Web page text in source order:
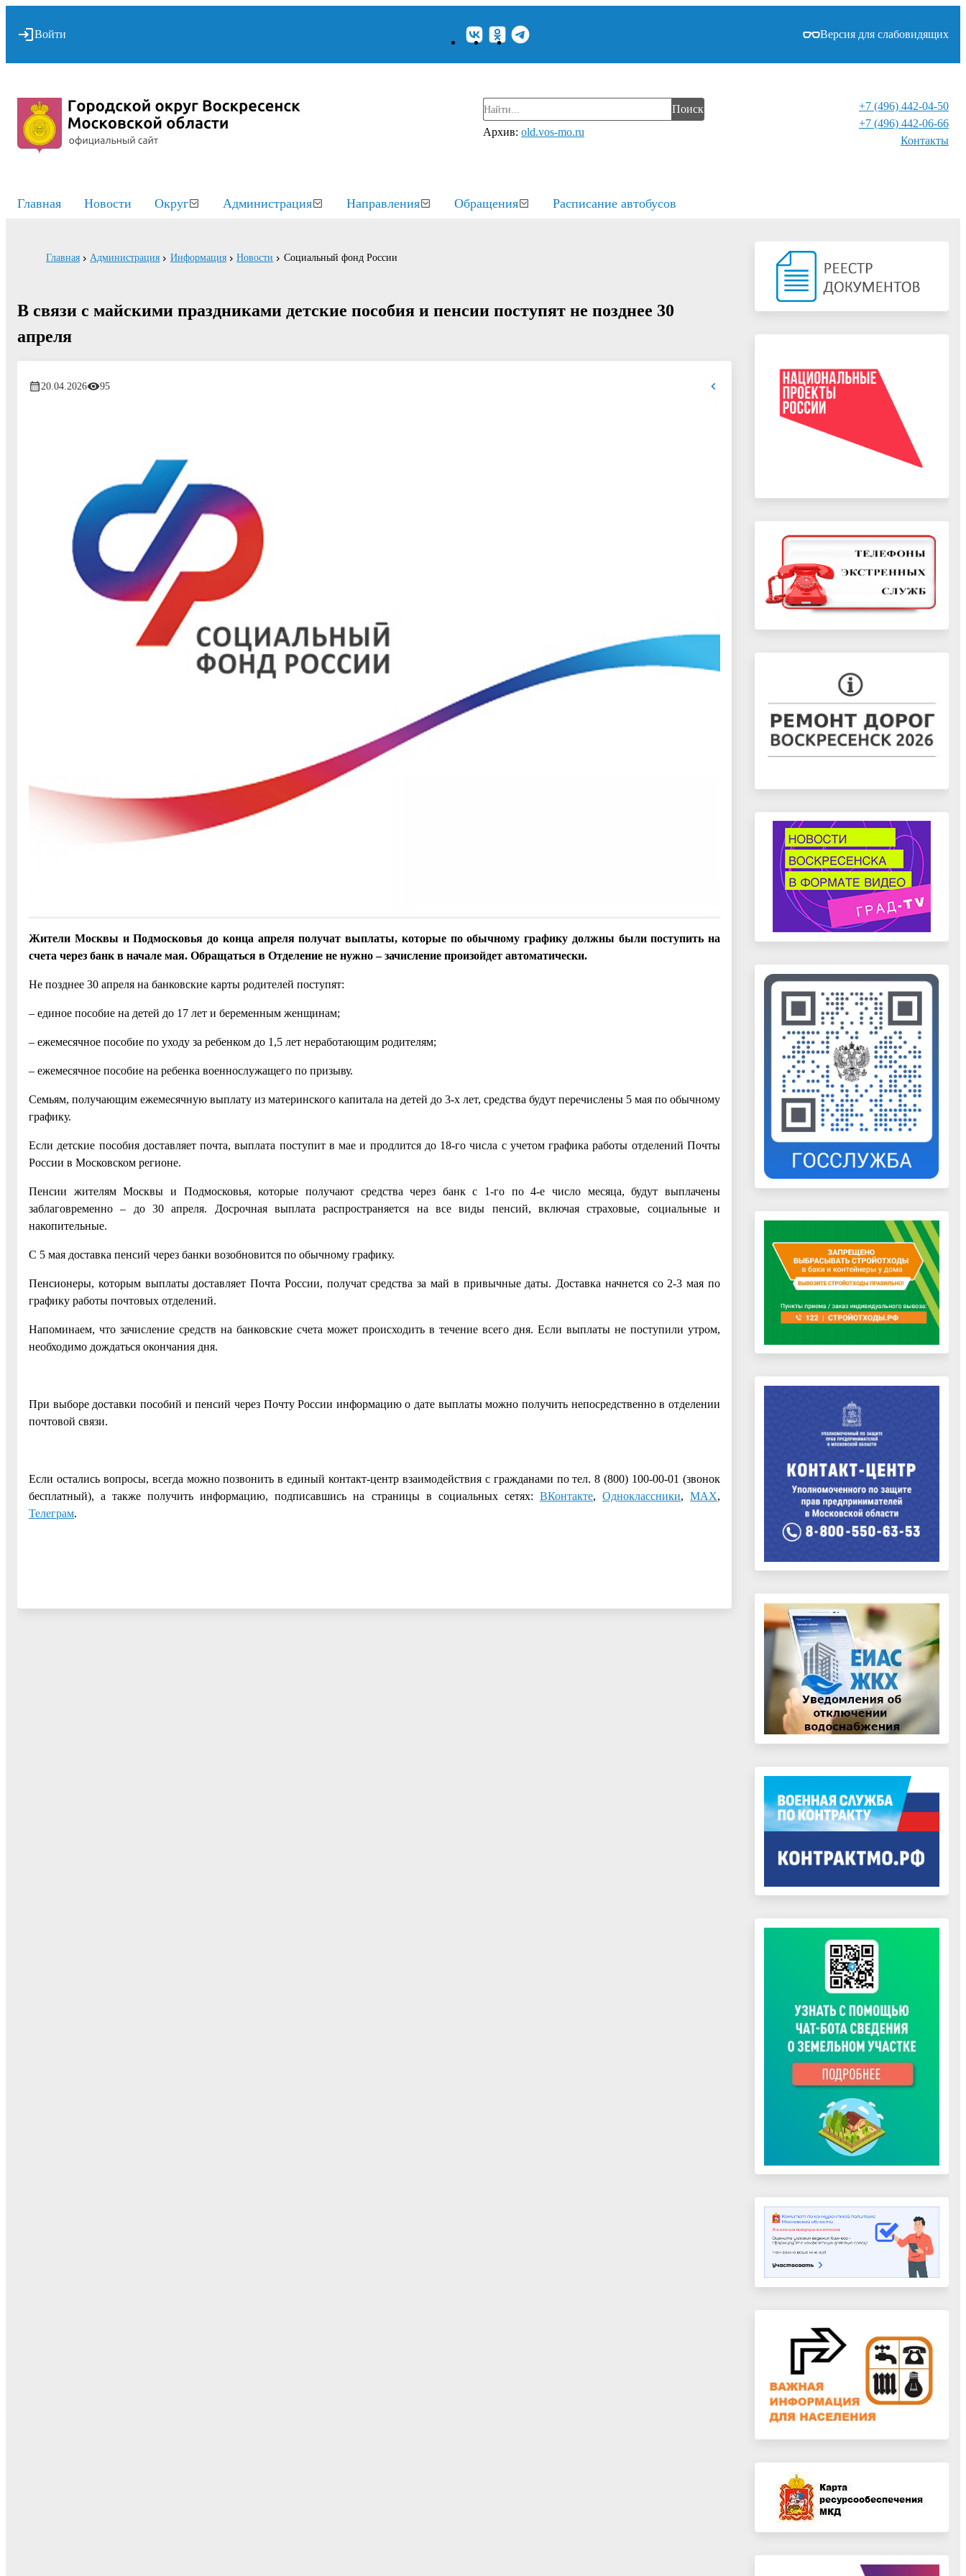
Войти Версия для слабовидящих
Поиск
Архив: old.vos-mo.ru
+7 (496) 442-04-50
+7 (496) 442-06-66
Контакты⁠
Главная Новости Округ Администрация Направления Обращения Расписание автобусов
Главная Администрация Информация Новости Социальный фонд России
В связи с майскими праздниками детские пособия и пенсии поступят не позднее 30
апреля
20.04.2026 95
Жители Москвы и Подмосковья до конца апреля получат выплаты, которые по обычному графику должны были поступить на
счета через банк в начале мая. Обращаться в Отделение не нужно – зачисление произойдет автоматически.
Не позднее 30 апреля на банковские карты родителей поступят:
– единое пособие на детей до 17 лет и беременным женщинам;
– ежемесячное пособие по уходу за ребенком до 1,5 лет неработающим родителям;
– ежемесячное пособие на ребенка военнослужащего по призыву.
Семьям, получающим ежемесячную выплату из материнского капитала на детей до 3-х лет, средства будут перечислены 5 мая по обычному
графику.
Если детские пособия доставляет почта, выплата поступит в мае и продлится до 18-го числа с учетом графика работы отделений Почты
России в Московском регионе.
Пенсии жителям Москвы и Подмосковья, которые получают средства через банк с 1-го по 4-е число месяца, будут выплачены
заблаговременно – до 30 апреля. Досрочная выплата распространяется на все виды пенсий, включая страховые, социальные и
накопительные.
С 5 мая доставка пенсий через банки возобновится по обычному графику.
Пенсионеры, которым выплаты доставляет Почта России, получат средства за май в привычные даты. Доставка начнется со 2-3 мая по
графику работы почтовых отделений.
Напоминаем, что зачисление средств на банковские счета может происходить в течение всего дня. Если выплаты не поступили утром,
необходимо дождаться окончания дня.
При выборе доставки пособий и пенсий через Почту России информацию о дате выплаты можно получить непосредственно в отделении
почтовой связи.
Если остались вопросы, всегда можно позвонить в единый контакт-центр взаимодействия с гражданами по тел. 8 (800) 100-00-01 (звонок
бесплатный), а также получить информацию, подписавшись на страницы в социальных сетях: ВКонтакте, Одноклассники,МАХ,
Телеграм.